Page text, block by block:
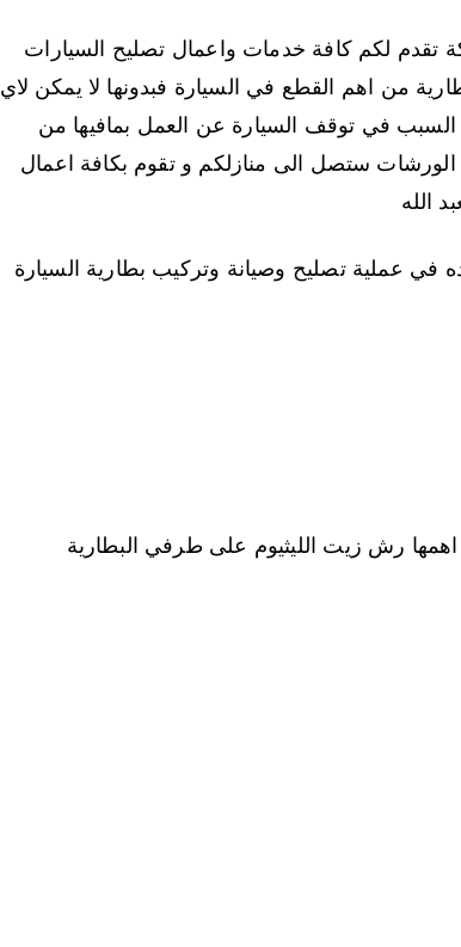
لكم كافة خدمات واعمال تصليح السيارات
من اهم القطع في السيارة فبدونها لا يمكن لاي
السبب في توقف السيارة عن العمل بمافيها من
ستصل الى منازلكم و تقوم بكافة اعمال
الله
عملية تصليح وصيانة وتركيب بطارية السيارة
رش زيت الليثيوم على طرفي البطارية